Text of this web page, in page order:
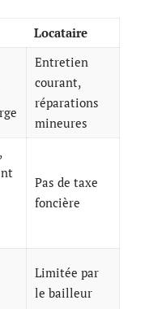
Locataire
Entretien
courant,
réparations
mineures
Pas de taxe
foncière
Limitée par
le bailleur